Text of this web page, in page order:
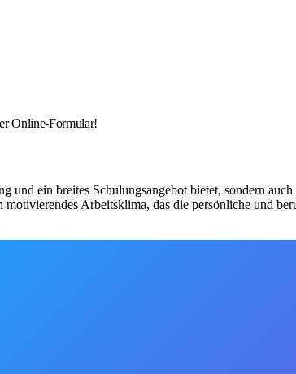
Online-Formular!
ein breites Schulungsangebot bietet, sondern
Arbeitsklima, das die persönliche und